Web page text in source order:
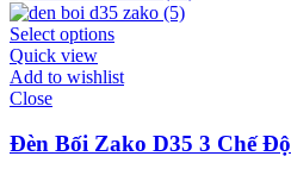
Select options
Quick view
Add to wishlist
Close
Đèn Bối Zako D35 3 Chế Độ